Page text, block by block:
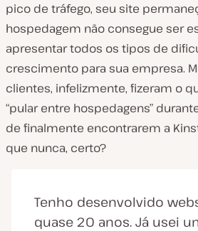
pico de tráfego, seu site
hospedagem não consegue ser
apresentar todos os tipos de
crescimento para sua empresa.
clientes, infelizmente, fizeram o
“pular entre hospedagens”
de finalmente encontrarem a
que nunca, certo?
Tenho desenvolvido
quase 20 anos. Já usei